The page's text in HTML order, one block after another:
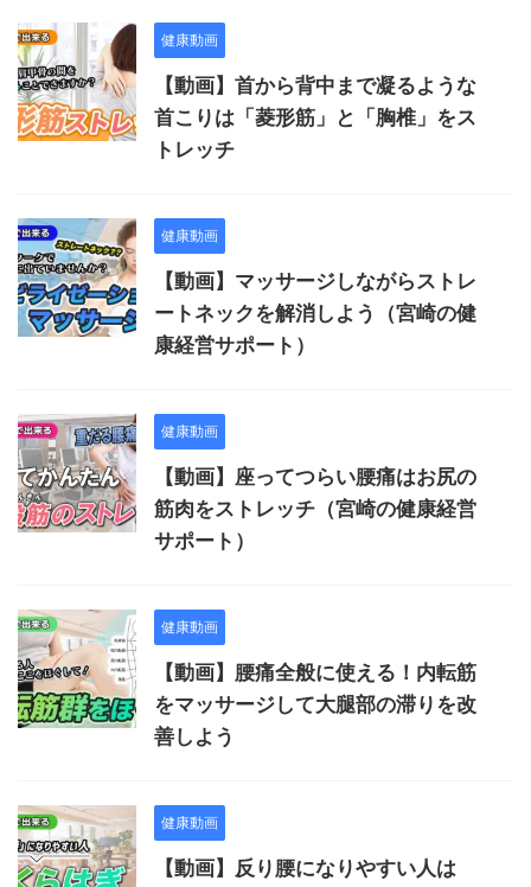
健康動画
【動画】首から背中まで凝るような
首こりは「菱形筋」と「胸椎」をス
トレッチ
健康動画
【動画】マッサージしながらストレ
ートネックを解消しよう（宮崎の健
康経営サポート）
健康動画
【動画】座ってつらい腰痛はお尻の
筋肉をストレッチ（宮崎の健康経営
サポート）
健康動画
【動画】腰痛全般に使える！内転筋
をマッサージして大腿部の滞りを改
善しよう
健康動画
【動画】反り腰になりやすい人は